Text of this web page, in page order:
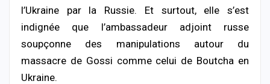
l’Ukraine par la Russie. Et surtout, elle s’est
indignée que l’ambassadeur adjoint russe
soupçonne des manipulations autour du
massacre de Gossi comme celui de Boutcha en
Ukraine.